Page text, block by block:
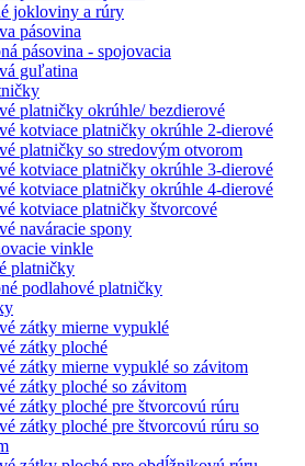
jokloviny a rúry
pásovina
pásovina - spojovacia
guľatina
platničky okrúhle/ bezdierové
kotviace platničky okrúhle 2-dierové
platničky so stredovým otvorom
kotviace platničky okrúhle 3-dierové
kotviace platničky okrúhle 4-dierové
kotviace platničky štvorcové
naváracie spony
vinkle
platničky
podlahové platničky
zátky mierne vypuklé
zátky ploché
zátky mierne vypuklé so závitom
zátky ploché so závitom
zátky ploché pre štvorcovú rúru
zátky ploché pre štvorcovú rúru so